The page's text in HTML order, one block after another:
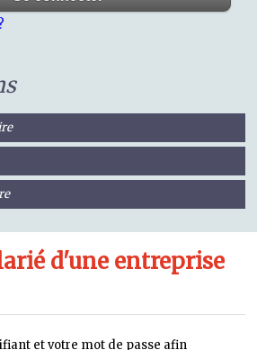
d'une entreprise
et votre mot de passe afin